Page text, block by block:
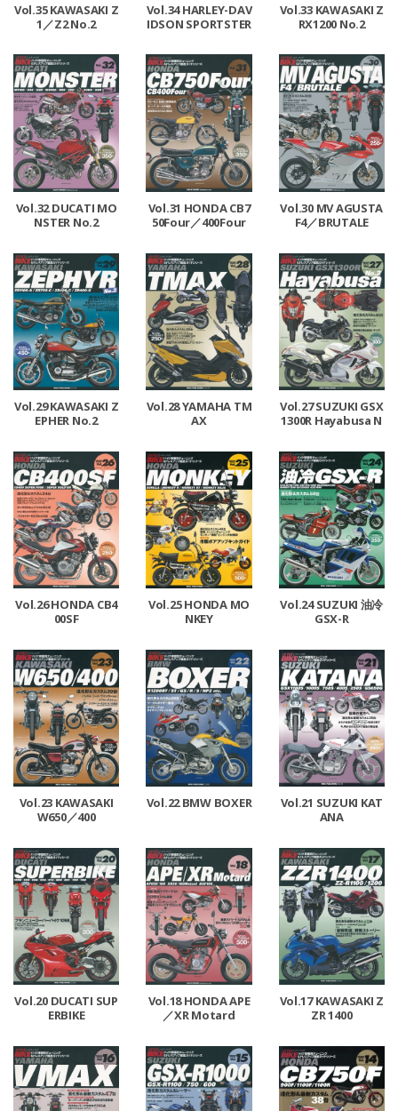
Vol.35 KAWASAKI Z
1／Z2 No.2
Vol.34 HARLEY-DAV
IDSON SPORTSTER
Vol.33 KAWASAKI Z
RX1200 No.2
Vol.32 DUCATI MO
NSTER No.2
Vol.31 HONDA CB7
50Four／400Four
Vol.30 MV AGUSTA
F4／BRUTALE
Vol.29 KAWASAKI Z
EPHER No.2
Vol.28 YAMAHA TM
AX
Vol.27 SUZUKI GSX
1300R Hayabusa N
Vol.26 HONDA CB4
00SF
Vol.25 HONDA MO
NKEY
Vol.24 SUZUKI 油冷
GSX-R
Vol.23 KAWASAKI
W650／400
Vol.22 BMW BOXER
Vol.21 SUZUKI KAT
ANA
Vol.20 DUCATI SUP
ERBIKE
Vol.18 HONDA APE
／XR Motard
Vol.17 KAWASAKI Z
ZR 1400